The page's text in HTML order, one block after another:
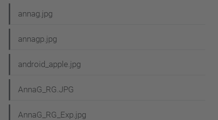
annag.jpg
annagp.jpg
android_apple.jpg
AnnaG_RG.JPG
AnnaG_RG_Exp.jpg